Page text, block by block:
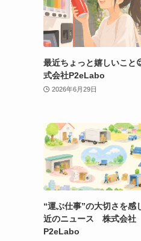
最近ちょっと嬉しいこ
式会社P2eLabo
2026年6月29日
“運ぶ仕事”の大切さを感
近のニュース 株式会社
P2eLabo